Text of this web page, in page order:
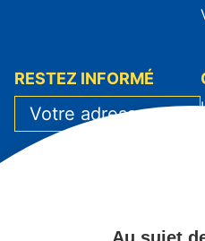
RESTEZ INFORMÉ